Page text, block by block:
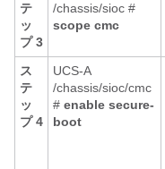
テ
ッ
プ 3
/chassis/sioc #
scope cmc
ス
テ
ッ
プ 4
UCS-A
/chassis/sioc/cmc
# enable secure-
boot